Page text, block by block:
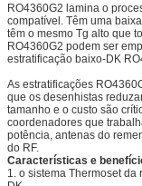
RO4360G2 lamina o
compatível. Têm uma
têm o mesmo Tg alto que
RO4360G2 podem ser
estratificação baixo-DK
As estratificações
que os desenhistas
tamanho e o custo são
coordenadores que
potência, antenas do
do RF.
Características e
1. o sistema Thermoset